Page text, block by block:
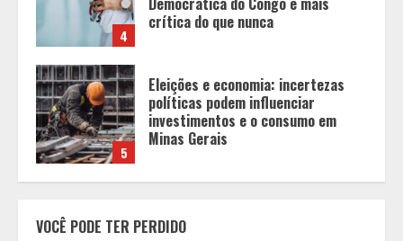
4
crítica do que nunca
5
Eleições e economia: incertezas
políticas podem influenciar
investimentos e o consumo em
Minas Gerais
destroem um relacionamento e a
maioria dos casais nem percebe
VOCÊ PODE TER PERDIDO